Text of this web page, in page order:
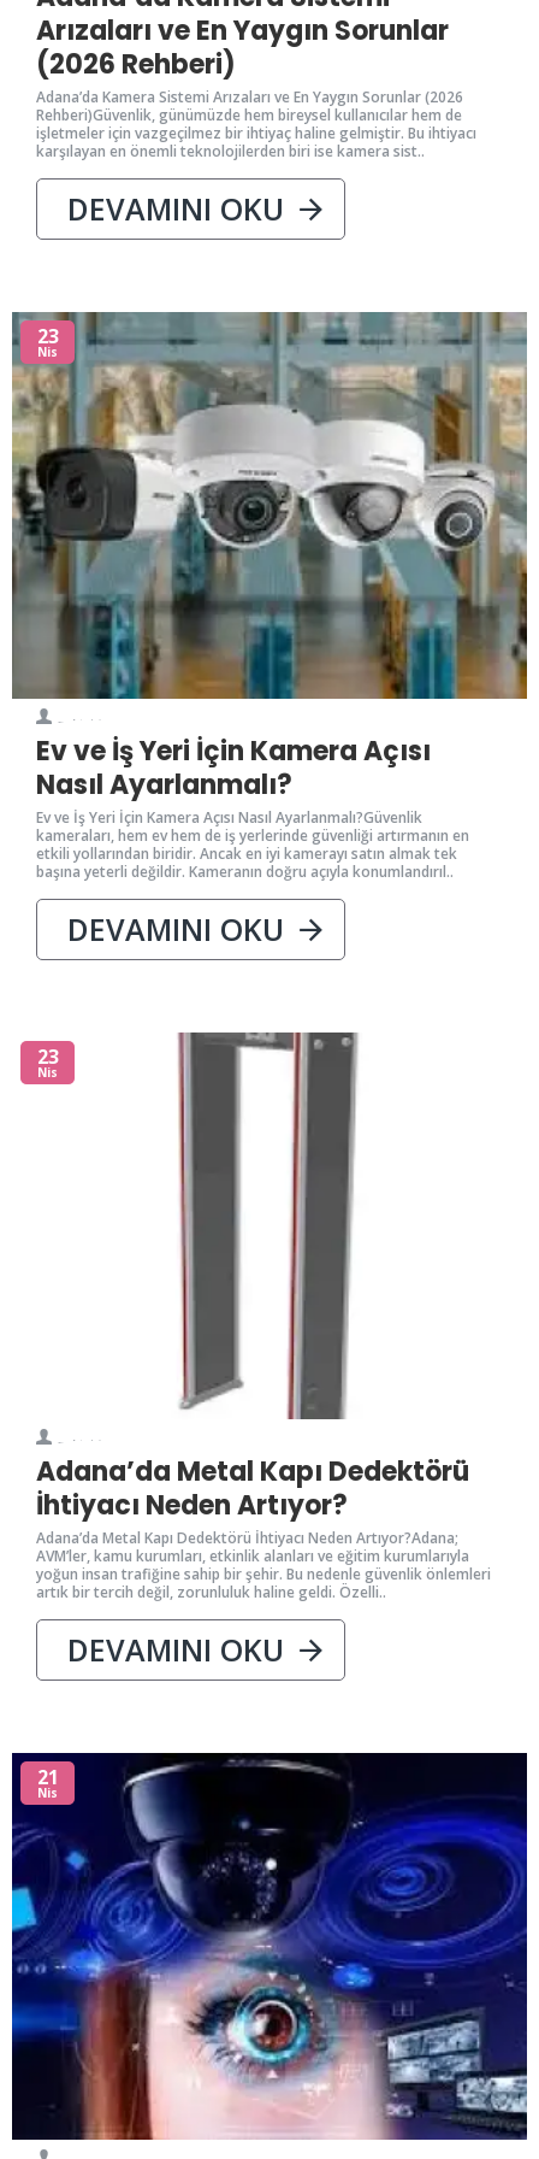
Arızaları ve En Yaygın Sorunlar
(2026 Rehberi)
Adana’da Kamera Sistemi Arızaları ve En Yaygın Sorunlar (2026
Rehberi)Güvenlik, günümüzde hem bireysel kullanıcılar hem de
işletmeler için vazgeçilmez bir ihtiyaç haline gelmiştir. Bu ihtiyacı
karşılayan en önemli teknolojilerden biri ise kamera sist..
DEVAMINI OKU
23
Nis
Ev ve İş Yeri İçin Kamera Açısı
Nasıl Ayarlanmalı?
Ev ve İş Yeri İçin Kamera Açısı Nasıl Ayarlanmalı?Güvenlik
kameraları, hem ev hem de iş yerlerinde güvenliği artırmanın en
etkili yollarından biridir. Ancak en iyi kamerayı satın almak tek
başına yeterli değildir. Kameranın doğru açıyla konumlandırıl..
DEVAMINI OKU
23
Nis
Adana’da Metal Kapı Dedektörü
İhtiyacı Neden Artıyor?
Adana’da Metal Kapı Dedektörü İhtiyacı Neden Artıyor?Adana;
AVM’ler, kamu kurumları, etkinlik alanları ve eğitim kurumlarıyla
yoğun insan trafiğine sahip bir şehir. Bu nedenle güvenlik önlemleri
artık bir tercih değil, zorunluluk haline geldi. Özelli..
DEVAMINI OKU
21
Nis